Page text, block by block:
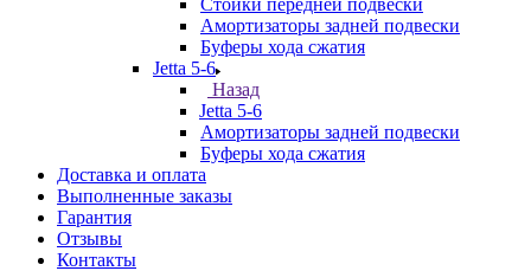
Стойки передней подвески
Амортизаторы задней подвески
Буферы хода сжатия
Jetta 5-6
Назад
Jetta 5-6
Амортизаторы задней подвески
Буферы хода сжатия
Доставка и оплата
Выполненные заказы
Гарантия
Отзывы
Контакты